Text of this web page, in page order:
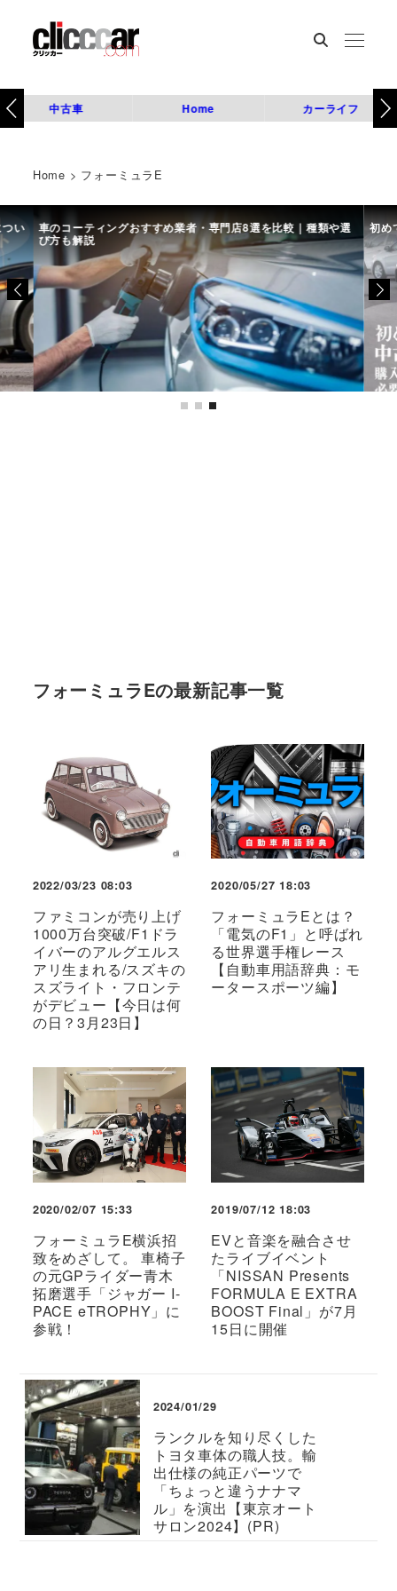
中古車 Home カーライフ
Home > フォーミュラE
い 車のコーティングおすすめ業者・専門店8選を比較｜種類や選
び方も解説
初め
フォーミュラEの最新記事一覧
2022/03/23 08:03
ファミコンが売り上げ
1000万台突破/F1ドラ
イバーのアルグエルス
アリ生まれる/スズキの
スズライト・フロンテ
がデビュー【今日は何
の日？3月23日】
2020/05/27 18:03
フォーミュラEとは？
「電気のF1」と呼ばれ
る世界選手権レース
【自動車用語辞典：モ
ータースポーツ編】
2020/02/07 15:33
フォーミュラE横浜招
致をめざして。 車椅子
の元GPライダー青木
拓磨選手「ジャガー I-
PACE eTROPHY」に
参戦！
2019/07/12 18:03
EVと音楽を融合させ
たライブイベント
「NISSAN Presents
FORMULA E EXTRA
BOOST Final」が7月
15日に開催
2024/01/29
ランクルを知り尽くした
トヨタ車体の職人技。輸
出仕様の純正パーツで
「ちょっと違うナナマ
ル」を演出【東京オート
サロン2024】(PR)